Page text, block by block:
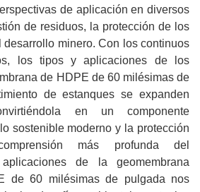
de aplicación en diversos
de residuos, la protección de los
desarrollo minero. Con los continuos
los tipos y aplicaciones de los
de HDPE de 60 milésimas de
de estanques se expanden
en un componente
sostenible moderno y la protección
más profunda del
de la geomembrana
de 60 milésimas de pulgada nos